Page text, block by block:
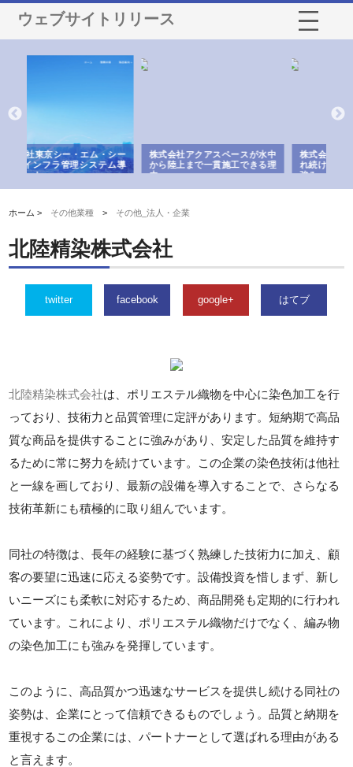
ウェブサイトリリース
株式会社アクアスペースが水中
から陸上まで一貫施工できる理
由
株式会社地盤調査事務所が選ば
れ続ける理由と建設コンサルの
強み
ホーム > その他業種 > その他_法人・企業
北陸精染株式会社
twitter facebook google+ はてブ
北陸精染株式会社は、ポリエステル織物を中心に染色加工を行
っており、技術力と品質管理に定評があります。短納期で高品
質な商品を提供することに強みがあり、安定した品質を維持す
るために常に努力を続けています。この企業の染色技術は他社
と一線を画しており、最新の設備を導入することで、さらなる
技術革新にも積極的に取り組んでいます。
同社の特徴は、長年の経験に基づく熟練した技術力に加え、顧
客の要望に迅速に応える姿勢です。設備投資を惜しまず、新し
いニーズにも柔軟に対応するため、商品開発も定期的に行われ
ています。これにより、ポリエステル織物だけでなく、編み物
の染色加工にも強みを発揮しています。
このように、高品質かつ迅速なサービスを提供し続ける同社の
姿勢は、企業にとって信頼できるものでしょう。品質と納期を
重視するこの企業には、パートナーとして選ばれる理由がある
と言えます。